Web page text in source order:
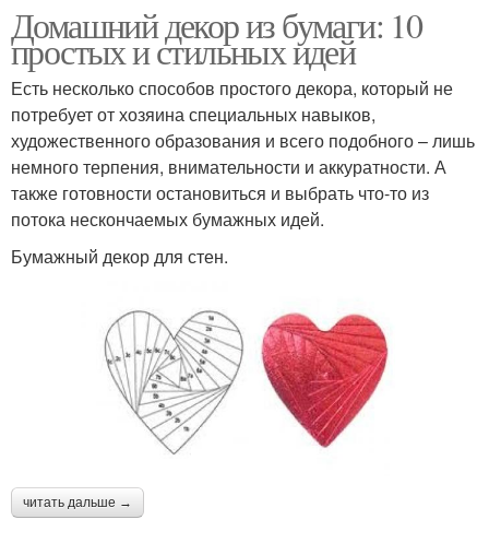
Домашний декор из бумаги: 10
простых и стильных идей
Есть несколько способов простого декора, который не
потребует от хозяина специальных навыков,
художественного образования и всего подобного – лишь
немного терпения, внимательности и аккуратности. А
также готовности остановиться и выбрать что-то из
потока нескончаемых бумажных идей.
Бумажный декор для стен.
читать дальше →